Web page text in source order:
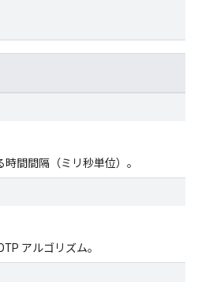
間間隔（ミリ秒単位）。
アルゴリズム。